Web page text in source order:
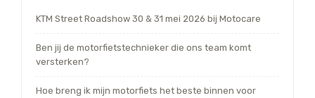
KTM Street Roadshow 30 & 31 mei 2026 bij Motocare
Ben jij de motorfietstechnieker die ons team komt
versterken?
Hoe breng ik mijn motorfiets het beste binnen voor